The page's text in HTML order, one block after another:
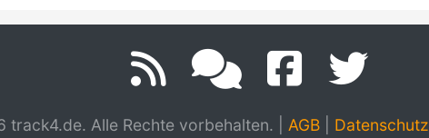
Alle Rechte vorbehalten. AGB| Datenschutz